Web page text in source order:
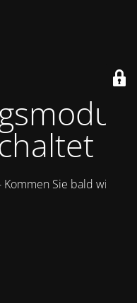
Sie bald wieder.